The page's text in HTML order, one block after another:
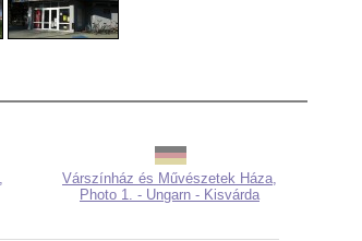
Várszínház és Művészetek Háza,
Photo 1. - Ungarn - Kisvárda